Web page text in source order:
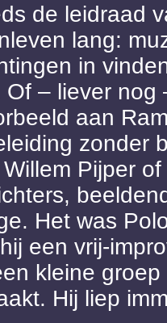
de leidraad
lang:
in
Of – liever
aan
zonder
Pijper
Het was
een vrij-
kleine
Hij liep